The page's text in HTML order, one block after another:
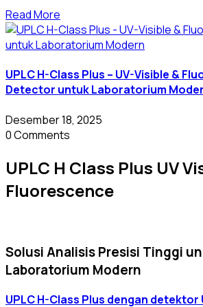
Read More
UPLC H-Class Plus – UV-Visible &
Detector untuk Laboratorium
Desember 18, 2025
0 Comments
UPLC H Class Plus UV
Fluorescence
Solusi Analisis Presisi Tinggi
Laboratorium Modern
UPLC H-Class Plus dengan detektor